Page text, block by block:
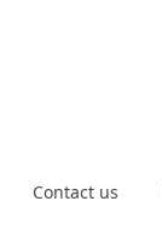
Contact us